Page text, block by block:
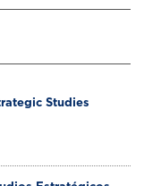
Studies